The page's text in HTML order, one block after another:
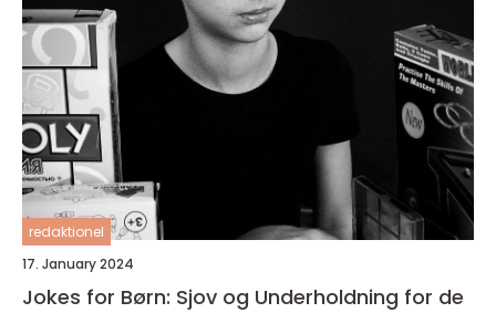
redaktionel
17. January 2024
Jokes for Børn: Sjov og Underholdning for de